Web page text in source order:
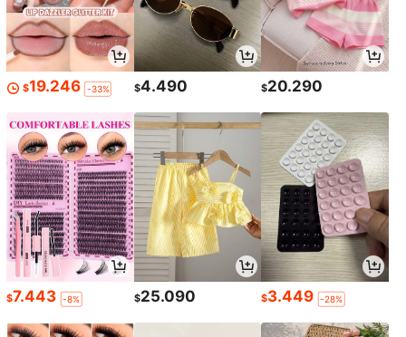
$19.246 -33% $4.490 $20.290
$7.443 -8% $25.090 $3.449 -28%